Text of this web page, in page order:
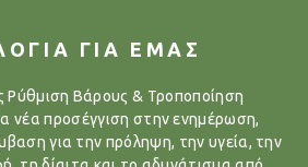
ΓΙΑ ΕΜΑΣ
Ρύθμιση Βάρους & Τροποποίηση
νέα προσέγγιση στην ενημέρωση,
για την πρόληψη, την υγεία, την